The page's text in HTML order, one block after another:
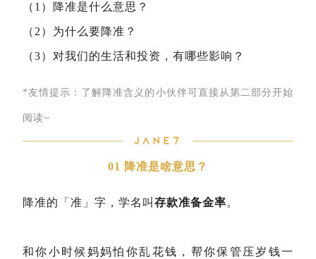
（1）降准是什么意思？
（2）为什么要降准？
（3）对我们的生活和投资，有哪些影响？
*友情提示：了解降准含义的小伙伴可直接从第二部分开始
阅读~
01 降准是啥意思？
降准的「准」字，学名叫 存款准备金率。
和你小时候妈妈怕你乱花钱，帮你保管压岁钱一